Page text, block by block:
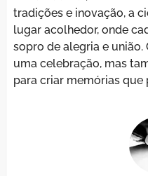
tradições e inovação, a
lugar acolhedor, onde
sopro de alegria e união.
uma celebração, mas
para criar memórias